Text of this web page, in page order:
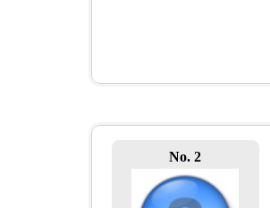
No. 2